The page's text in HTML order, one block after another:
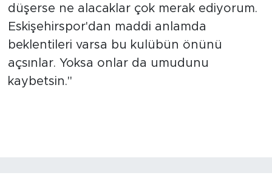
düşerse ne alacaklar çok merak ediyorum.
Eskişehirspor'dan maddi anlamda
beklentileri varsa bu kulübün önünü
açsınlar. Yoksa onlar da umudunu
kaybetsin."